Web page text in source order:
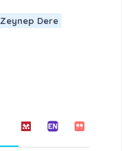
Zeynep Dere